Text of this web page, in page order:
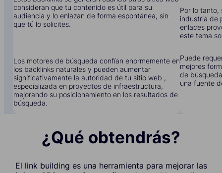
consideran que tu contenido es útil para su
audiencia y lo enlazan de forma espontánea, sin
que tú lo solicites.
Los motores de búsqueda confían enormemente en
los backlinks naturales y pueden aumentar
significativamente la autoridad de tu sitio web ,
especializada en proyectos de infraestructura,
mejorando su posicionamiento en los resultados de
búsqueda.
Por lo tanto,
industria de
enlaces
este tema
Puede
mejores
de
una fuente
¿Qué obtendrás?
El link building es una herramienta para mejorar las